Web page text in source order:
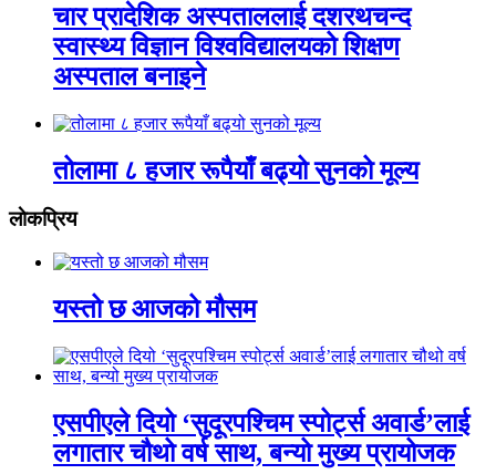
चार प्रादेशिक अस्पताललाई दशरथचन्द
स्वास्थ्य विज्ञान विश्वविद्यालयको शिक्षण
अस्पताल बनाइने
तोलामा ८ हजार रूपैयाँ बढ्यो सुनको मूल्य
लाेकप्रिय
यस्तो छ आजको मौसम
एसपीएले दियो ‘सुदूरपश्चिम स्पोर्ट्स अवार्ड’लाई
लगातार चौथो वर्ष साथ, बन्यो मुख्य प्रायोजक